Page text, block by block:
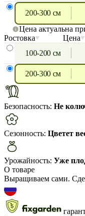
200-300 см
Цена актуальна
Ростовка
Цена
100-200 см
200-300 см
Безопасность: Не
Сезонность: Цветет
Урожайность: Уже
О товаре
Выращиваем сами.